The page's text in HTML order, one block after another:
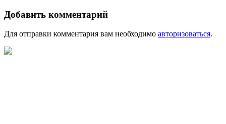
Добавить комментарий
Для отправки комментария вам необходимо авторизоваться.